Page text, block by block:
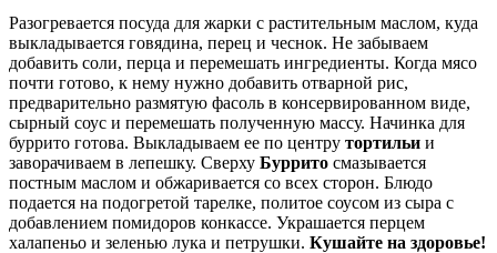
Разогревается посуда для жарки с растительным маслом, куда
выкладывается говядина, перец и чеснок. Не забываем
добавить соли, перца и перемешать ингредиенты. Когда мясо
почти готово, к нему нужно добавить отварной рис,
предварительно размятую фасоль в консервированном виде,
сырный соус и перемешать полученную массу. Начинка для
буррито готова. Выкладываем ее по центру тортильи и
заворачиваем в лепешку. Сверху Буррито смазывается
постным маслом и обжаривается со всех сторон. Блюдо
подается на подогретой тарелке, политое соусом из сыра с
добавлением помидоров конкассе. Украшается перцем
халапеньо и зеленью лука и петрушки. Кушайте на здоровье!